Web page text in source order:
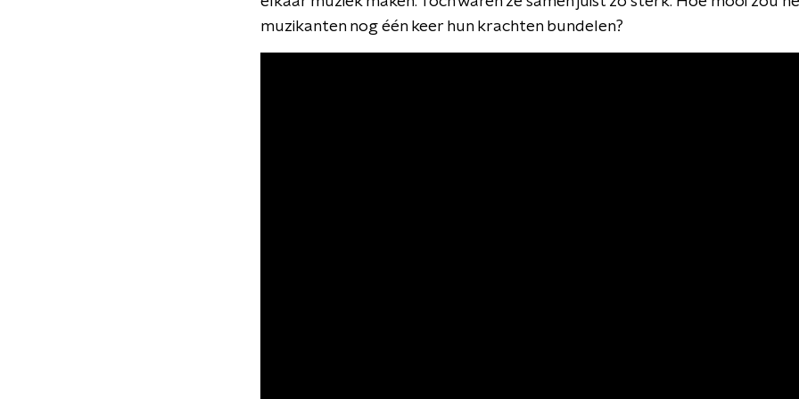
muzikanten nog één keer hun krachten bundelen?